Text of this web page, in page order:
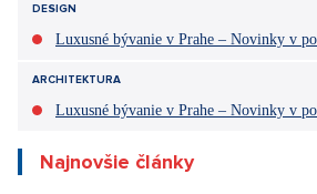
DESIGN
Luxusné bývanie v Prahe – Novinky v
ARCHITEKTURA
Luxusné bývanie v Prahe – Novinky v
Najnovšie články